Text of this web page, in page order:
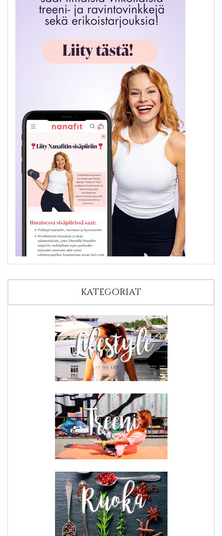
KATEGORIAT